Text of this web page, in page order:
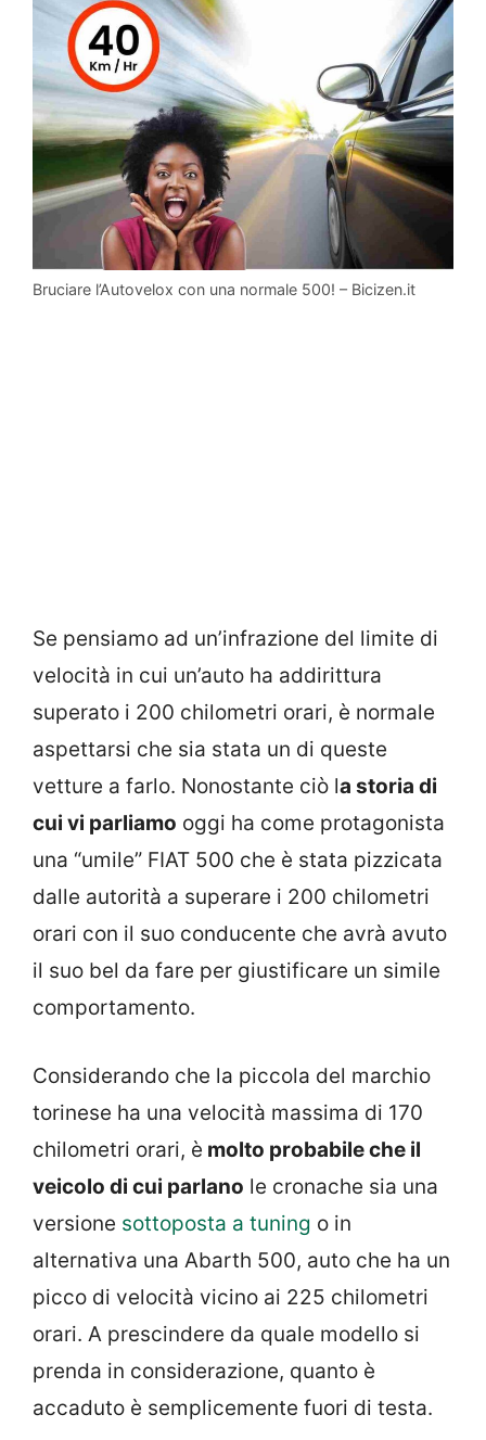
Bruciare l’Autovelox con una normale 500! – Bicizen.it
Se pensiamo ad un’infrazione del limite di
velocità in cui un’auto ha addirittura
superato i 200 chilometri orari, è normale
aspettarsi che sia stata un di queste
vetture a farlo. Nonostante ciò la storia di
cui vi parliamo oggi ha come protagonista
una “umile” FIAT 500 che è stata pizzicata
dalle autorità a superare i 200 chilometri
orari con il suo conducente che avrà avuto
il suo bel da fare per giustificare un simile
comportamento.
Considerando che la piccola del marchio
torinese ha una velocità massima di 170
chilometri orari, è molto probabile che il
veicolo di cui parlano le cronache sia una
versione sottoposta a tuning o in
alternativa una Abarth 500, auto che ha un
picco di velocità vicino ai 225 chilometri
orari. A prescindere da quale modello si
prenda in considerazione, quanto è
accaduto è semplicemente fuori di testa.